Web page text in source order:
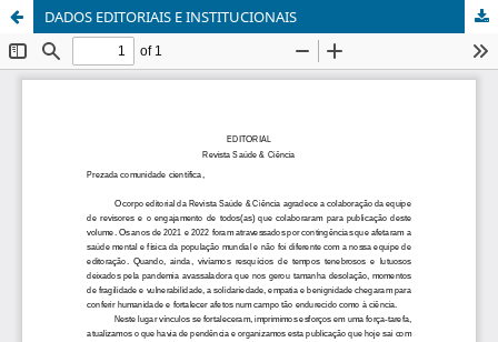
DADOS EDITORIAIS E INSTITUCIONAIS